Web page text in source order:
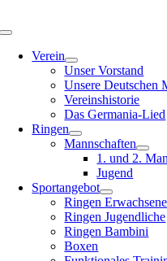
Inhalt
Toggle
NavigationVerein
Unser Vorstand
Unsere Deutschen
Vereinshistorie
Das Germania-Lied
Ringen
Mannschaften
1. und 2.
Jugend
Sportangebot
Ringen Erwachsene
Ringen Jugendliche
Ringen Bambini
Boxen